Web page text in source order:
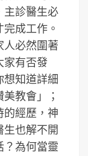
主診醫生必
成工作。
人必然圍著
家有否發
知道詳細
教會」；
的經歷，神
也解不開
？為何當靈